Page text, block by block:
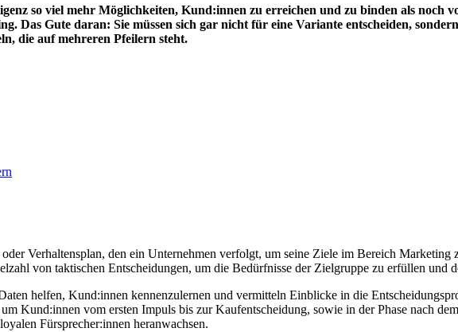
so viel mehr Möglichkeiten, Kund:innen zu erreichen und zu binden als noch
Das Gute daran: Sie müssen sich gar nicht für eine Variante entscheiden,
die auf mehreren Pfeilern steht.
Verhaltensplan, den ein Unternehmen verfolgt, um seine Ziele im Bereich Marketing
von taktischen Entscheidungen, um die Bedürfnisse der Zielgruppe zu erfüllen und
helfen, Kund:innen kennenzulernen und vermitteln Einblicke in die
Kund:innen vom ersten Impuls bis zur Kaufentscheidung, sowie in der Phase nach
Fürsprecher:innen heranwachsen.